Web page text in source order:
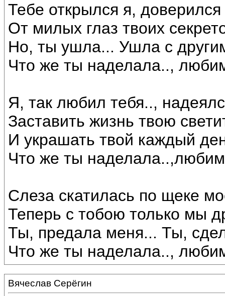
Тебе открылся я,
От милых глаз твоих
Но, ты ушла... Ушла с
Что же ты наделала..,
Я, так любил тебя..,
Заставить жизнь твою
И украшать твой каждый
Что же ты
Слеза скатилась по щеке
Теперь с тобою только мы
Ты, предала меня... Ты,
Что же ты наделала..,
Вячеслав Серёгин